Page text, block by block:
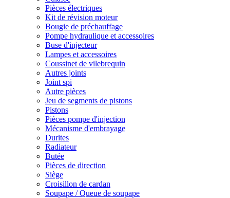
Pièces électriques
Kit de révision moteur
Bougie de préchauffage
Pompe hydraulique et accessoires
Buse d'injecteur
Lampes et accessoires
Coussinet de vilebrequin
Autres joints
Joint spi
Autre pièces
Jeu de segments de pistons
Pistons
Pièces pompe d'injection
Mécanisme d'embrayage
Durites
Radiateur
Butée
Pièces de direction
Siège
Croisillon de cardan
Soupape / Queue de soupape